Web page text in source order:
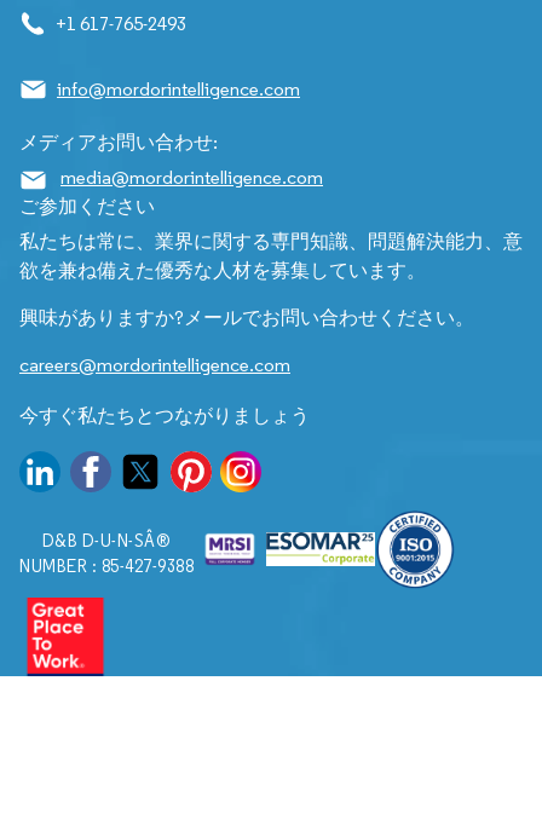
+1 617-765-2493
info@mordorintelligence.com
メディアお問い合わせ:
media@mordorintelligence.com
ご参加ください
私たちは常に、業界に関する専門知識、問題解決能力、意
欲を兼ね備えた優秀な人材を募集しています。
興味がありますか?メールでお問い合わせください。
careers@mordorintelligence.com
今すぐ私たちとつながりましょう
D&B D-U-N-SÂ®
NUMBER : 85-427-9388